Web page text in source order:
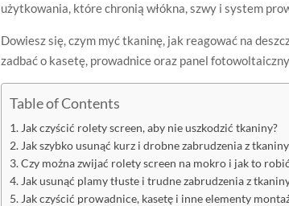
użytkowania, które chronią włókna, szwy i system
Dowiesz się, czym myć tkaninę, jak reagować na
zadbać o kasetę, prowadnice oraz panel
Table of Contents
Jak czyścić rolety screen, aby nie uszkodzić tkaniny?
Jak szybko usunąć kurz i drobne zabrudzenia z
Czy można zwijać rolety screen na mokro i jak to
Jak usunąć plamy tłuste i trudne zabrudzenia z
Jak czyścić prowadnice, kasetę i inne elementy